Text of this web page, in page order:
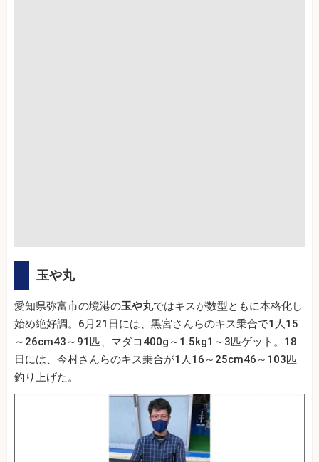
玉や丸
愛知県弥富市の境港の玉や丸ではキスが数型ともに本格化し
始め絶好調。6月21日には、黒宮さんらのキス乗合で1人15
～26cm43～91匹、マダコ400g～1.5kg1～3匹ゲット。18
日には、今村さんらのキス乗合が1人16～25cm46～103匹
釣り上げた。